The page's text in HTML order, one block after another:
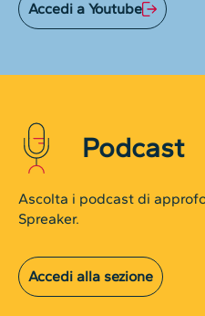
Accedi a Youtube
Podcast
Ascolta i podcast di
Spreaker.
Accedi alla sezione